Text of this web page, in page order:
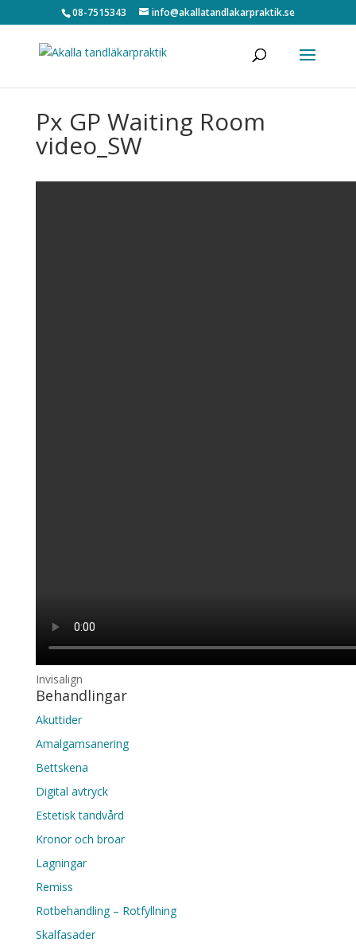
08-7515343 info@akallatandlakarpraktik.se
Px GP Waiting Room
video_SW
Invisalign
Behandlingar
Akuttider
Amalgamsanering
Bettskena
Digital avtryck
Estetisk tandvård
Kronor och broar
Lagningar
Remiss
Rotbehandling – Rotfyllning
Skalfasader